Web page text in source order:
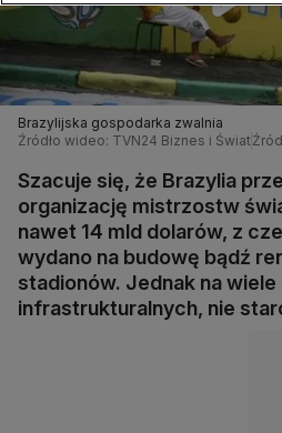
Brazylijska gospodarka zwalnia
Źródło wideo: TVN24 Biznes i Świat
Szacuje się, że Brazylia
organizację mistrzostw
nawet 14 mld dolarów, z
wydano na budowę bądź
stadionów. Jednak na
infrastrukturalnych, nie